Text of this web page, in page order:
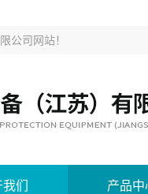
公司网站！
们 产品中